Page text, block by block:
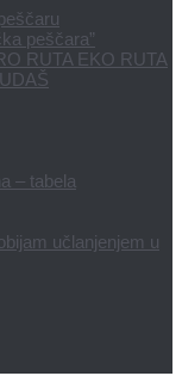
peščara”
RUTA EKO RUTA
– tabela
učlanjenjem u